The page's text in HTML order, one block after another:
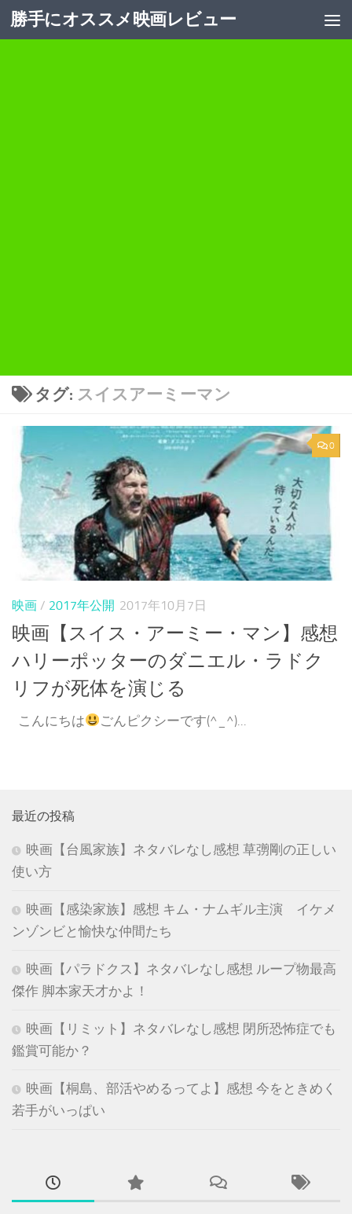
コンテンツへスキップ
勝手にオススメ映画レビュー
タグ: スイスアーミーマン
0
映画 / 2017年公開 2017年10月7日
映画【スイス・アーミー・マン】感想
ハリーポッターのダニエル・ラドク
リフが死体を演じる
こんにちは ごんピクシーです(^_^)...
最近の投稿
映画【台風家族】ネタバレなし感想 草彅剛の正しい
使い方
映画【感染家族】感想 キム・ナムギル主演 イケメ
ンゾンビと愉快な仲間たち
映画【パラドクス】ネタバレなし感想 ループ物最高
傑作 脚本家天才かよ！
映画【リミット】ネタバレなし感想 閉所恐怖症でも
鑑賞可能か？
映画【桐島、部活やめるってよ】感想 今をときめく
若手がいっぱい